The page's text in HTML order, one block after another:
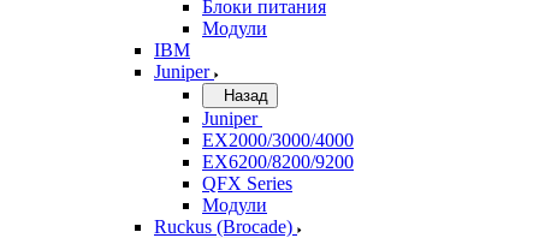
Блоки питания
Модули
IBM
Juniper
Назад
Juniper
EX2000/3000/4000
EX6200/8200/9200
QFX Series
Модули
Ruckus (Brocade)